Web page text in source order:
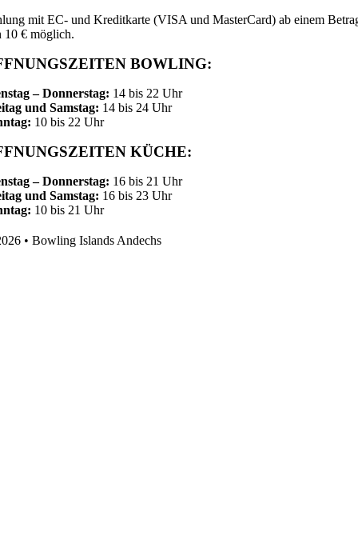
mit EC- und Kreditkarte (VISA und MasterCard) ab einem
10 € möglich.
BOWLING:
– Donnerstag: 14 bis 22 Uhr
und Samstag: 14 bis 24 Uhr
10 bis 22 Uhr
KÜCHE:
– Donnerstag: 16 bis 21 Uhr
und Samstag: 16 bis 23 Uhr
10 bis 21 Uhr
• Bowling Islands Andechs